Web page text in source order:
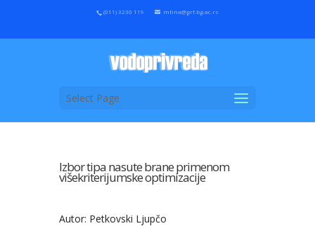
(011) 3230 119 mtina@grf.bg.ac.rs
Select Page
Izbor tipa nasute brane primenom
višekriterijumske optimizacije
Autor: Petkovski Ljupčo